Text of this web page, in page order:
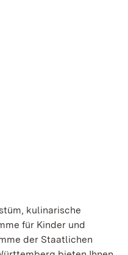
kulinarische
für Kinder und
der Staatlichen